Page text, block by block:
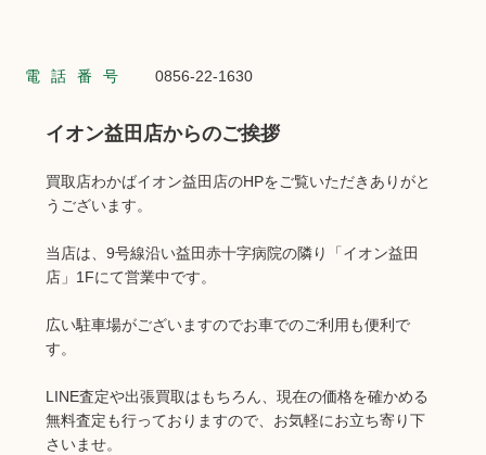
電話番号 0856-22-1630
イオン益田店からのご挨拶
買取店わかばイオン益田店のHPをご覧いただきありがと
うございます。
当店は、9号線沿い益田赤十字病院の隣り「イオン益田
店」1Fにて営業中です。
広い駐車場がございますのでお車でのご利用も便利で
す。
LINE査定や出張買取はもちろん、現在の価格を確かめる
無料査定も行っておりますので、お気軽にお立ち寄り下
さいませ。